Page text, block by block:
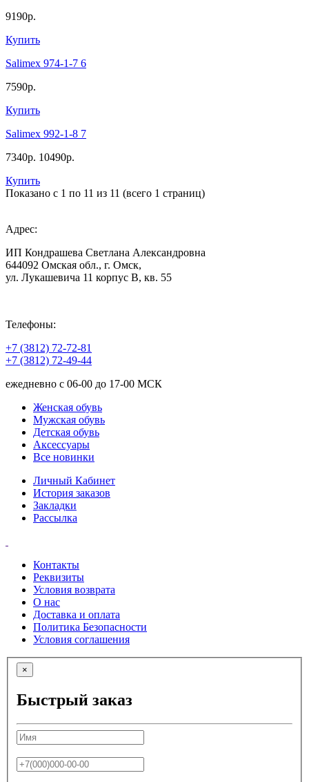
9190р.
Купить
Salimex 974-1-7 6
7590р.
Купить
Salimex 992-1-8 7
7340р. 10490р.
Купить
Показано с 1 по 11 из 11 (всего 1 страниц)
Адрес:
ИП Кондрашева Светлана Александровна
644092 Омская обл., г. Омск,
ул. Лукашевича 11 корпус В, кв. 55
Телефоны:
+7 (3812) 72-72-81
+7 (3812) 72-49-44
ежедневно с 06-00 до 17-00 МСК
Женская обувь
Мужская обувь
Детская обувь
Аксессуары
Все новинки
Личный Кабинет
История заказов
Закладки
Рассылка
Контакты
Реквизиты
Условия возврата
О нас
Доставка и оплата
Политика Безопасности
Условия соглашения
×
Быстрый заказ